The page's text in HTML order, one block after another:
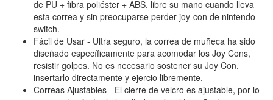
de PU + fibra poliéster + ABS, libre su mano cuando lleva
esta correa y sin preocuparse perder joy-con de nintendo
switch.
Fácil de Usar - Ultra seguro, la correa de muñeca ha sido
diseñado específicamente para acomodar los Joy Cons,
resistir golpes. No es necesario sostener su Joy Con,
insertarlo directamente y ejercio libremente.
Correas Ajustables - El cierre de velcro es ajustable, por lo